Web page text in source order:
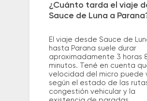
¿Cuánto tarda el viaje
Sauce de Luna a
El viaje desde Sauce de
hasta Parana suele durar
aproximadamente 3 horas
minutos. Tené en cuenta
velocidad del micro puede
según el estado de las
congestión vehicular y la